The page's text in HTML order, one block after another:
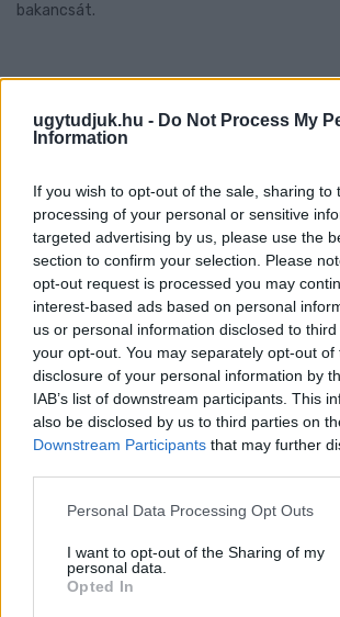
ugytudjuk.hu - Do Not Process My
Information
If you wish to opt-out of the sale, sharing to
processing of your personal or sensitive
targeted advertising by us, please use the
section to confirm your selection. Please
opt-out request is processed you may
interest-based ads based on personal
us or personal information disclosed to
your opt-out. You may separately opt-out of
disclosure of your personal information by
IAB’s list of downstream participants. This
also be disclosed by us to third parties on
Downstream Participants that may further
Please note that this website/app uses one
not limited to your visit or usage behaviour.
grant or deny consent to Google and its
use your data for below specified purposes
Personal Data Processing Opt Outs
I want to opt-out of the Sharing of my
personal data.
Opted In
bakancsát.
LAKOSSÁGI FÓRUMON MUTATJÁK
építéséről is tájékoztatják az érdeklődőket.